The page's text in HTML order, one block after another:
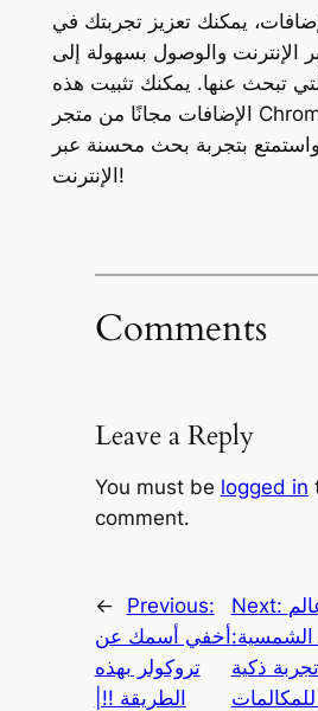
يمكنك تعزيز تجربتك في
الإنترنت والوصول بسهولة إلى
تبحث عنها. يمكنك تثبيت هذه
الإضافات مجانًا من متجر Chrome Web Store.
بتجربة بحث محسنة عبر
الإنترنت!
Comments
Leave a Reply
You must be logged in
comment.
←
Previous:
أخفي أسمك عن
تروكولر بهذه
الطريقة !!|
Next:
الشمسية:
ذكية
للمكالمات